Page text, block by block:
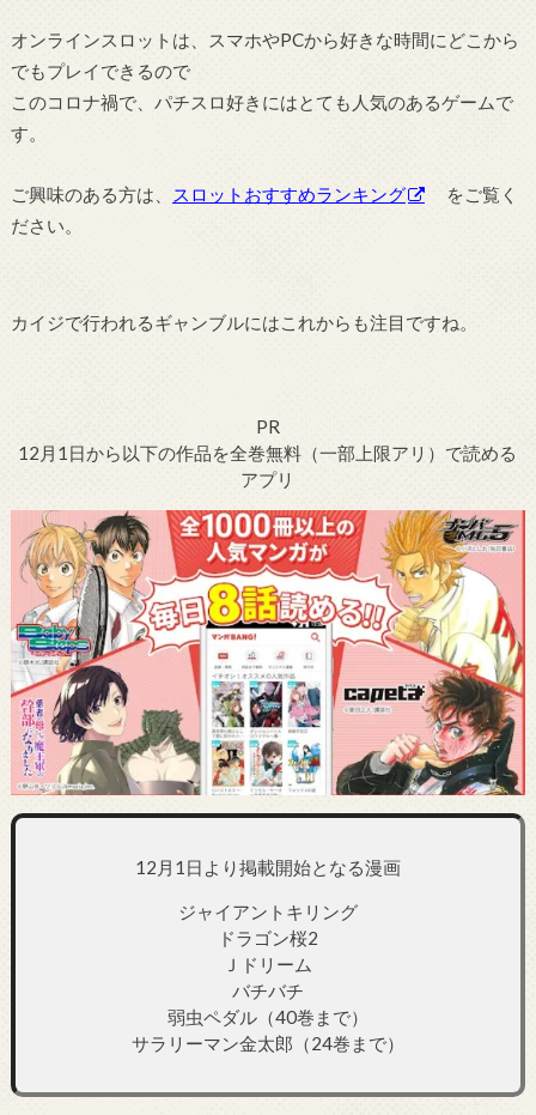
オンラインスロットは、スマホやPCから好きな時間にどこから
でもプレイできるので
このコロナ禍で、パチスロ好きにはとても人気のあるゲームで
す。
ご興味のある方は、 スロットおすすめランキング
をご覧く
ださい。
カイジで行われるギャンブルにはこれからも注目ですね。
PR
12月1日から以下の作品を全巻無料（一部上限アリ）で読める
アプリ
12月1日より掲載開始となる漫画
ジャイアントキリング
ドラゴン桜2
Ｊドリーム
バチバチ
弱虫ペダル（40巻まで）
サラリーマン金太郎（24巻まで）